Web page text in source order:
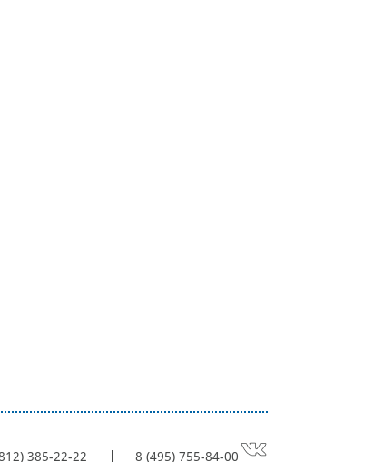
385-22-22 8 (495) 755-84-00